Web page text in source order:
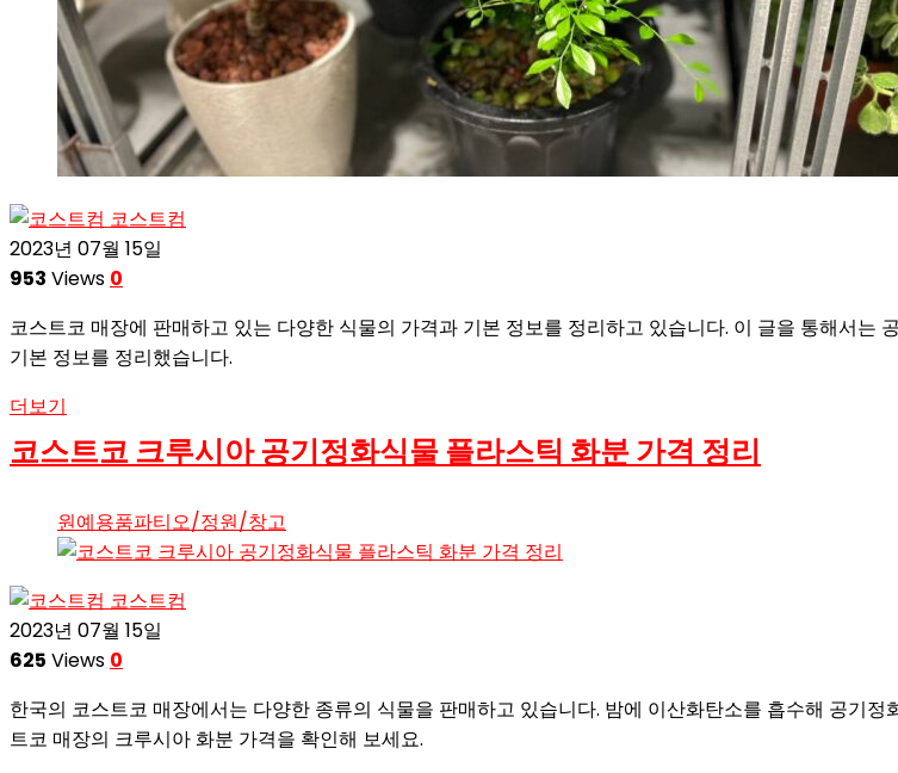
코스트컴
2023년 07월 15일
953 Views 0
코스트코 매장에 판매하고 있는 다양한 식물의 가격과 기본 정보를 정리하고 있습니다. 이 글을 통해서
기본 정보를 정리했습니다.
더보기
코스트코 크루시아 공기정화식물 플라스틱 화분 가격 정리
원예용품파티오/정원/창고
코스트컴
2023년 07월 15일
625 Views 0
한국의 코스트코 매장에서는 다양한 종류의 식물을 판매하고 있습니다. 밤에 이산화탄소를 흡수해 공기
트코 매장의 크루시아 화분 가격을 확인해 보세요.